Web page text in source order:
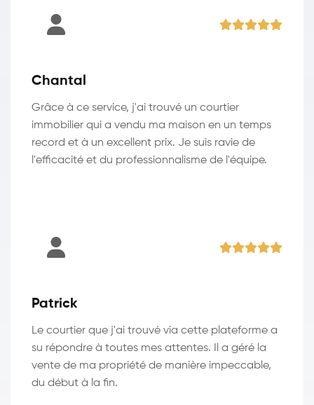
Chantal
Grâce à ce service, j'ai trouvé un courtier
immobilier qui a vendu ma maison en un temps
record et à un excellent prix. Je suis ravie de
l'efficacité et du professionnalisme de l'équipe.
Patrick
Le courtier que j'ai trouvé via cette plateforme a
su répondre à toutes mes attentes. Il a géré la
vente de ma propriété de manière impeccable,
du début à la fin.